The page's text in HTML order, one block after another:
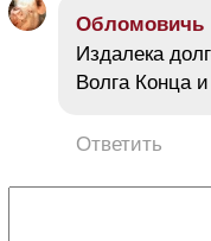
Обломовичь
Издалека
Волга Конца
Ответить